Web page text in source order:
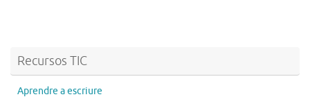
Recursos TIC
Aprendre a escriure